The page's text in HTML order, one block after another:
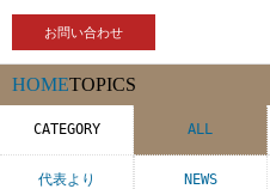
お問い合わせ
HOMETOPICS
CATEGORY ALL
代表より NEWS